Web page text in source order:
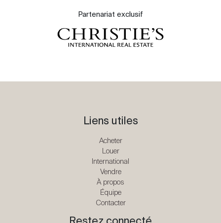
Partenariat exclusif
Liens utiles
Acheter
Louer
International
Vendre
À propos
Équipe
Contacter